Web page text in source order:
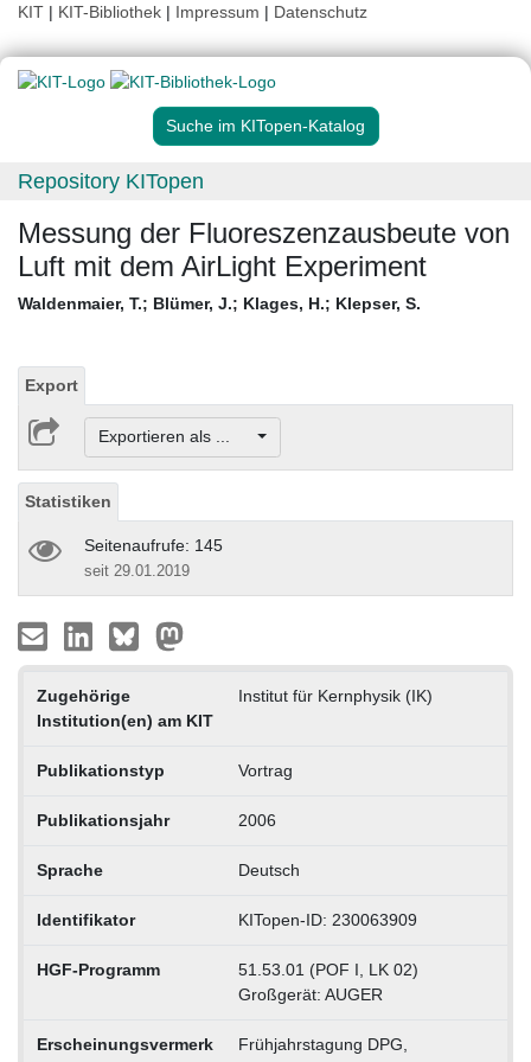
KIT | KIT-Bibliothek | Impressum | Datenschutz
Suche im KITopen-Katalog
Repository KITopen
Messung der Fluoreszenzausbeute von
Luft mit dem AirLight Experiment
Waldenmaier, T.; Blümer, J.; Klages, H.; Klepser, S.
Export
Exportieren als ...
Statistiken
Seitenaufrufe: 145
seit 29.01.2019
Zugehörige
Institution(en) am KIT
Institut für Kernphysik (IK)
Publikationstyp Vortrag
Publikationsjahr 2006
Sprache Deutsch
Identifikator KITopen-ID: 230063909
HGF-Programm
51.53.01 (POF I, LK 02)
Großgerät: AUGER
Erscheinungsvermerk
Frühjahrstagung DPG,